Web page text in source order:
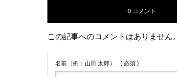
0 コメント
この記事へのコメントはありません。
名前（例：山田 太郎） ( 必須 )